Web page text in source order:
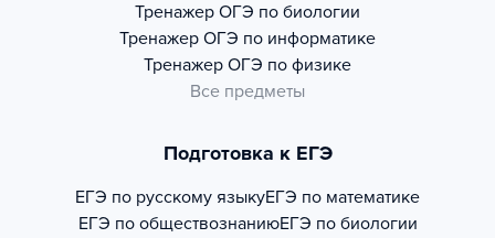
Тренажер ОГЭ по биологии
Тренажер ОГЭ по информатике
Тренажер ОГЭ по физике
Все предметы
Подготовка к ЕГЭ
ЕГЭ по русскому языкуЕГЭ по математике
ЕГЭ по обществознаниюЕГЭ по биологии